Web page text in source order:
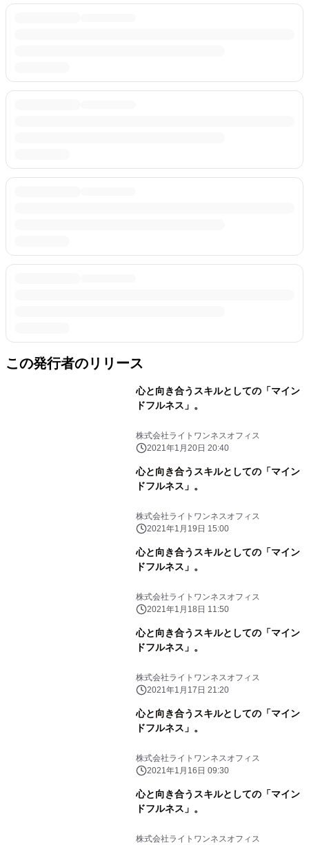
この発行者のリリース
心と向き合うスキルとしての「マイン
ドフルネス」。
株式会社ライトワンネスオフィス
2021年1月20日 20:40
心と向き合うスキルとしての「マイン
ドフルネス」。
株式会社ライトワンネスオフィス
2021年1月19日 15:00
心と向き合うスキルとしての「マイン
ドフルネス」。
株式会社ライトワンネスオフィス
2021年1月18日 11:50
心と向き合うスキルとしての「マイン
ドフルネス」。
株式会社ライトワンネスオフィス
2021年1月17日 21:20
心と向き合うスキルとしての「マイン
ドフルネス」。
株式会社ライトワンネスオフィス
2021年1月16日 09:30
心と向き合うスキルとしての「マイン
ドフルネス」。
株式会社ライトワンネスオフィス